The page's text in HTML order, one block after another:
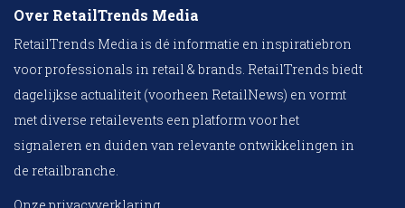
Over RetailTrends Media
RetailTrends Media is dé informatie en inspiratiebron
voor professionals in retail & brands. RetailTrends biedt
dagelijkse actualiteit (voorheen RetailNews) en vormt
met diverse retailevents een platform voor het
signaleren en duiden van relevante ontwikkelingen in
de retailbranche.